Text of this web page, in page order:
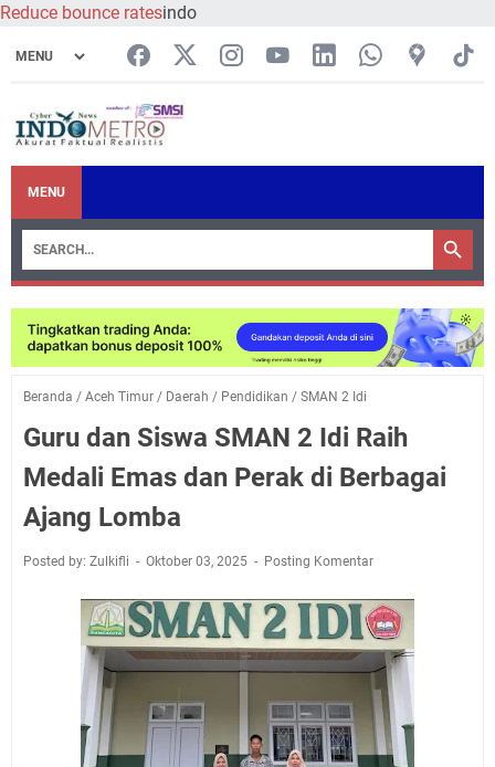
Reduce bounce ratesindo
MENU
Beranda / Aceh Timur / Daerah / Pendidikan / SMAN 2 Idi
Guru dan Siswa SMAN 2 Idi Raih
Medali Emas dan Perak di Berbagai
Ajang Lomba
Posted by: Zulkifli Oktober 03, 2025 Posting Komentar